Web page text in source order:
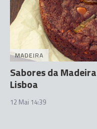
MADEIRA
Sabores da
Lisboa
12 Mai 14:39